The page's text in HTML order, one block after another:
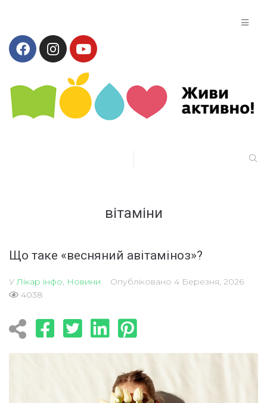
вітаміни
Що таке «весняний авітаміноз»?
У Лікар інфо Новини Опубліковано 4 Березня, 2026
4038